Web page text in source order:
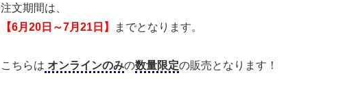
注文期間は、
【6月20日～7月21日】
までとなります。
こちらは オンラインのみの数量限定の販売となります！